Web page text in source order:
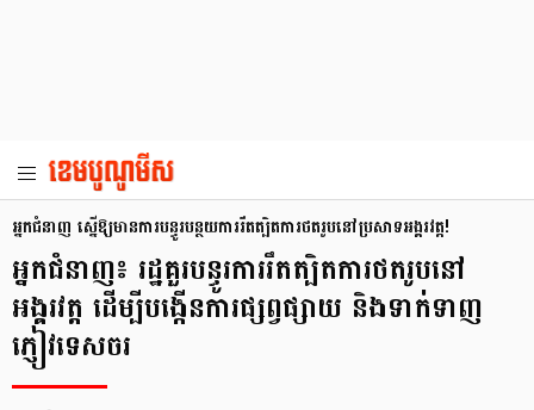
អ្នកជំនាញ ស្នើឱ្យមានការបន្ធូរបន្ថយការរឹតត្បិតការថតរូបនៅប្រសាទអង្គរវត្ត!
អ្នកជំនាញ៖ រដ្ឋគួរបន្ធូរការរឹតត្បិតការថតរូបនៅ
អង្គរវត្ត ដើម្បីបង្កើនការផ្សព្វផ្សាយ និងទាក់ទាញ
ភ្ញៀវទេសចរ